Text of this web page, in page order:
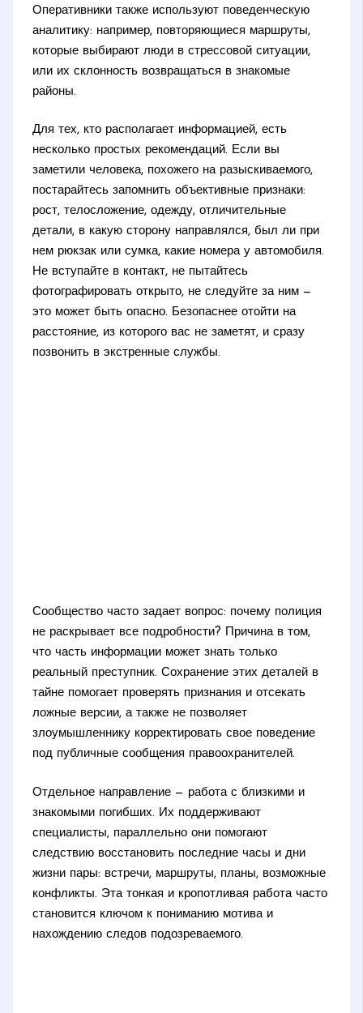
Оперативники также используют поведенческую
аналитику: например, повторяющиеся маршруты,
которые выбирают люди в стрессовой ситуации,
или их склонность возвращаться в знакомые
районы.
Для тех, кто располагает информацией, есть
несколько простых рекомендаций. Если вы
заметили человека, похожего на разыскиваемого,
постарайтесь запомнить объективные признаки:
рост, телосложение, одежду, отличительные
детали, в какую сторону направлялся, был ли при
нем рюкзак или сумка, какие номера у автомобиля.
Не вступайте в контакт, не пытайтесь
фотографировать открыто, не следуйте за ним —
это может быть опасно. Безопаснее отойти на
расстояние, из которого вас не заметят, и сразу
позвонить в экстренные службы.
Сообщество часто задает вопрос: почему полиция
не раскрывает все подробности? Причина в том,
что часть информации может знать только
реальный преступник. Сохранение этих деталей в
тайне помогает проверять признания и отсекать
ложные версии, а также не позволяет
злоумышленнику корректировать свое поведение
под публичные сообщения правоохранителей.
Отдельное направление — работа с близкими и
знакомыми погибших. Их поддерживают
специалисты, параллельно они помогают
следствию восстановить последние часы и дни
жизни пары: встречи, маршруты, планы, возможные
конфликты. Эта тонкая и кропотливая работа часто
становится ключом к пониманию мотива и
нахождению следов подозреваемого.